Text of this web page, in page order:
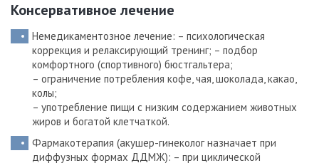
Консервативное лечение
Немедикаментозное лечение: – психологическая
коррекция и релаксирующий тренинг; – подбор
комфортного (спортивного) бюстгальтера;
– ограничение потребления кофе, чая, шоколада, какао,
колы;
– употребление пищи с низким содержанием животных
жиров и богатой клетчаткой.
Фармакотерапия (акушер-гинеколог назначает при
диффузных формах ДДМЖ): – при циклической